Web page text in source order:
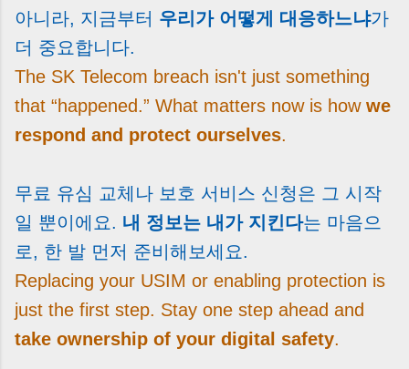
아니라, 지금부터 우리가 어떻게 대응하느냐가
더 중요합니다.
The SK Telecom breach isn't just something
that “happened.” What matters now is how we
respond and protect ourselves.
무료 유심 교체나 보호 서비스 신청은 그 시작
일 뿐이에요. 내 정보는 내가 지킨다는 마음으
로, 한 발 먼저 준비해보세요.
Replacing your USIM or enabling protection is
just the first step. Stay one step ahead and
take ownership of your digital safety.